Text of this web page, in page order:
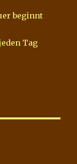
beginnt
Tag